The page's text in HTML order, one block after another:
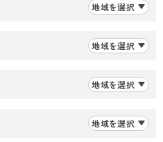
地域を選択
地域を選択
地域を選択
地域を選択